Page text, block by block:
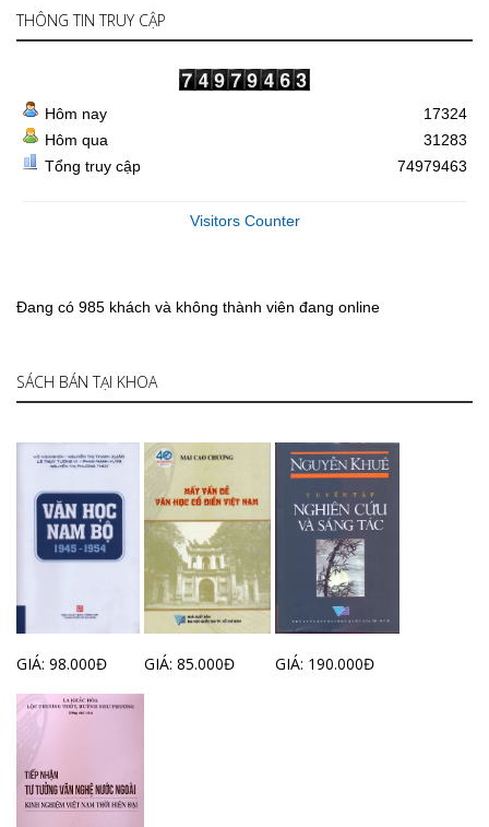
THÔNG TIN TRUY CẬP
Hôm nay
Hôm qua
Tổng truy cập
17324
31283
74979463
Visitors Counter
Đang có 985 khách và không thành viên đang online
SÁCH BÁN TẠI KHOA
GIÁ: 98.000Đ GIÁ: 85.000Đ GIÁ: 190.000Đ